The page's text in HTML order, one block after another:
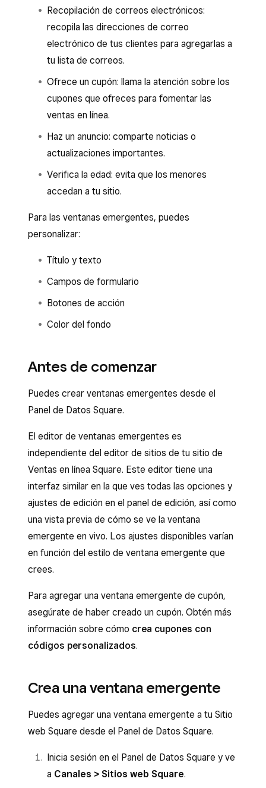
Recopilación de correos electrónicos:
recopila las direcciones de correo
electrónico de tus clientes para agregarlas a
tu lista de correos.
Ofrece un cupón: llama la atención sobre los
cupones que ofreces para fomentar las
ventas en línea.
Haz un anuncio: comparte noticias o
actualizaciones importantes.
Verifica la edad: evita que los menores
accedan a tu sitio.
Para las ventanas emergentes, puedes
personalizar:
Título y texto
Campos de formulario
Botones de acción
Color del fondo
Antes de comenzar
Puedes crear ventanas emergentes desde el
Panel de Datos Square.
El editor de ventanas emergentes es
independiente del editor de sitios de tu sitio de
Ventas en línea Square. Este editor tiene una
interfaz similar en la que ves todas las opciones y
ajustes de edición en el panel de edición, así como
una vista previa de cómo se ve la ventana
emergente en vivo. Los ajustes disponibles varían
en función del estilo de ventana emergente que
crees.
Para agregar una ventana emergente de cupón,
asegúrate de haber creado un cupón. Obtén más
información sobre cómo crea cupones con
códigos personalizados.
Crea una ventana emergente
Puedes agregar una ventana emergente a tu Sitio
web Square desde el Panel de Datos Square.
Inicia sesión en el Panel de Datos Square y ve
a Canales > Sitios web Square.